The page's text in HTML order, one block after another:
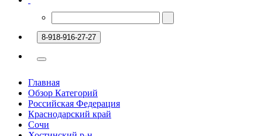
8-918-916-27-27
Главная
Обзор Категорий
Российская Федерация
Краснодарский край
Сочи